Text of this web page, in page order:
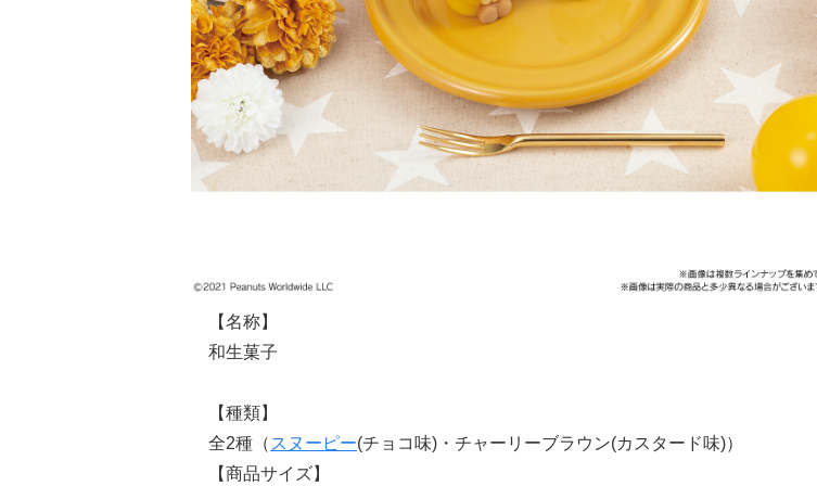
【名称】
和生菓子
【種類】
全2種（ スヌーピー(チョコ味)・チャーリーブラウン(カスタード味)）
【商品サイズ】